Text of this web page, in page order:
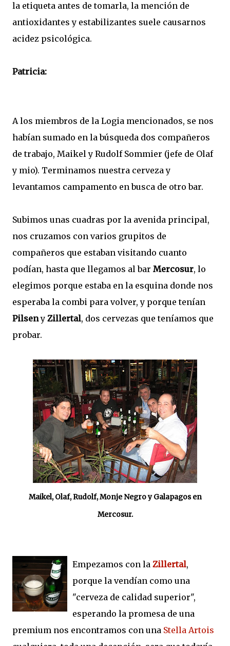
la etiqueta antes de tomarla, la mención de
antioxidantes y estabilizantes suele causarnos
acidez psicológica.
Patricia:
A los miembros de la Logia mencionados, se nos
habían sumado en la búsqueda dos compañeros
de trabajo, Maikel y Rudolf Sommier (jefe de Olaf
y mio). Terminamos nuestra cerveza y
levantamos campamento en busca de otro bar.
Subimos unas cuadras por la avenida principal,
nos cruzamos con varios grupitos de
compañeros que estaban visitando cuanto
podían, hasta que llegamos al bar Mercosur, lo
elegimos porque estaba en la esquina donde nos
esperaba la combi para volver, y porque tenían
Pilseny Zillertal, dos cervezas que teníamos que
probar.
Maikel, Olaf, Rudolf, Monje Negro y Galapagos en
Mercosur.
Empezamos con la Zillertal,
porque la vendían como una
"cerveza de calidad superior",
esperando la promesa de una
premium nos encontramos con una Stella Artois